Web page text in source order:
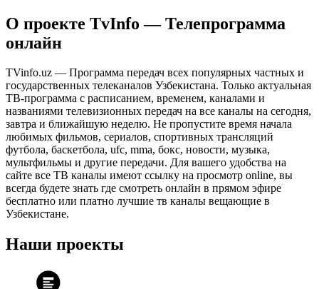
О проекте TvInfo — Телепрограмма
онлайн
TVinfo.uz — Программа передач всех популярных частных и
государственных телеканалов Узбекистана. Только актуальная
ТВ-программа с расписанием, временем, каналами и
названиями телевизионных передач на все каналы на сегодня,
завтра и ближайшую неделю. Не пропустите время начала
любимых фильмов, сериалов, спортивных трансляций
футбола, баскетбола, ufc, mma, бокс, новости, музыка,
мультфильмы и другие передачи. Для вашего удобства на
сайте все ТВ каналы имеют ссылку на просмотр online, вы
всегда будете знать где смотреть онлайн в прямом эфире
бесплатно или платно лучшие тв каналы вещающие в
Узбекистане.
Наши проекты